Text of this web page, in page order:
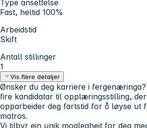
Type ansettelse
Fast, heltid 100%
Arbeidstid
Skift
Antall stillinger
1
Vis flere detaljer
Ønsker du deg karriere i
fire kandidatar til opplæringsstilling,
opparbeider deg fartstid for å løyse ut
matros.
Vi tilbyr ein unik moglegheit for deg